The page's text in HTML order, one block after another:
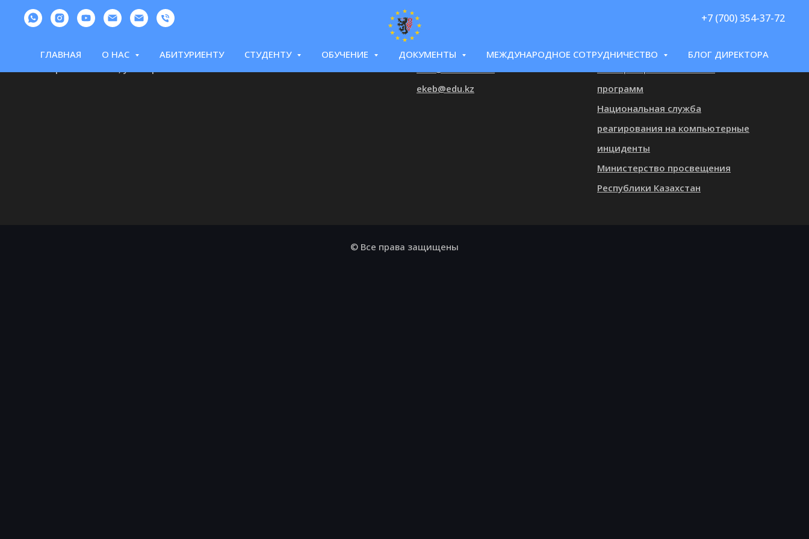
+7 (700) 354-37-72
ГЛАВНАЯ О НАС АБИТУРИЕНТУ СТУДЕНТУ ОБУЧЕНИЕ ДОКУМЕНТЫ МЕЖДУНАРОДНОЕ СОТРУДНИЧЕСТВО БЛОГ ДИРЕКТОРА
АДРЕС
Республика Казахстан, г. Актобе,
ПН-ПТ с 9:00 до 18:00
КОНТАКТЫ
+7 (700) 354-37-72
ekeb@edu.kz
ПОЛЕЗНЫЕ ССЫЛКИ
Электронное правительство
программ
Национальная служба
реагирования на компьютерные
инциденты
Министерство просвещения
Республики Казахстан
© Все права защищены